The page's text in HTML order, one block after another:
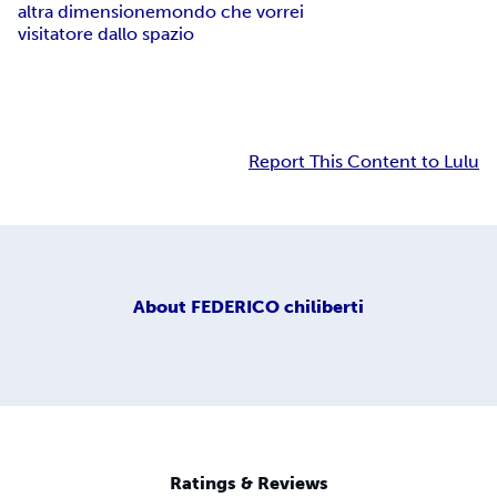
altra dimensionemondo che vorrei
visitatore dallo spazio
Report This Content to Lulu
About FEDERICO chiliberti
Ratings & Reviews